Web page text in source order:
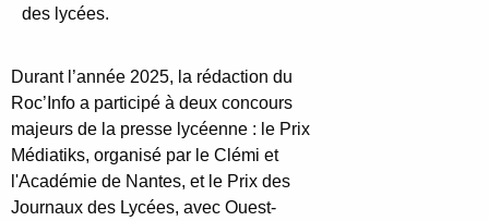
des lycées.
Durant l’année 2025, la rédaction du
Roc’Info a participé à deux concours
majeurs de la presse lycéenne : le Prix
Médiatiks, organisé par le Clémi et
l'Académie de Nantes, et le Prix des
Journaux des Lycées, avec Ouest-